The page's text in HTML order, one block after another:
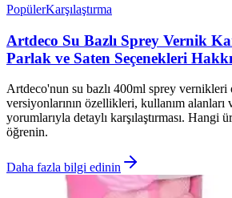
PopülerKarşılaştırma
Artdeco Su Bazlı Sprey Vernik
Parlak ve Saten Seçenekleri
Artdeco'nun su bazlı 400ml sprey vernikleri
versiyonlarının özellikleri, kullanım alanları
yorumlarıyla detaylı karşılaştırması. Hangi
öğrenin.
Daha fazla bilgi edinin